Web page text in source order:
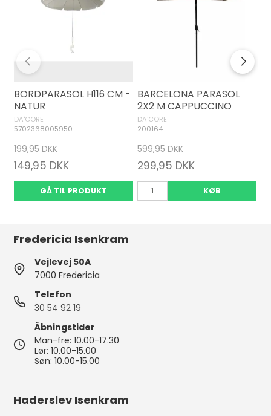
BORDPARASOL H116 CM -
NATUR
DA'CORE
5702368005950
199,95 DKK
149,95 DKK
GÅ TIL PRODUKT
BARCELONA PARASOL
2X2 M CAPPUCCINO
DA'CORE
200164
599,95 DKK
299,95 DKK
KØB
Fredericia Isenkram
Vejlevej 50A
7000 Fredericia
Telefon
30 54 92 19
Åbningstider
Man-fre: 10.00-17.30
Lør: 10.00-15.00
Søn: 10.00-15.00
Haderslev Isenkram